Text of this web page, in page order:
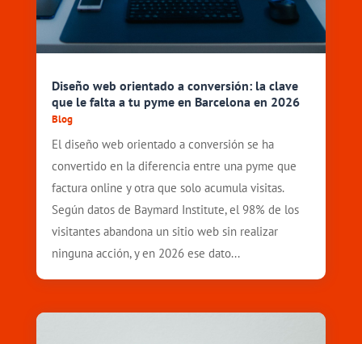
Diseño web orientado a conversión: la clave
que le falta a tu pyme en Barcelona en 2026
Blog
El diseño web orientado a conversión se ha
convertido en la diferencia entre una pyme que
factura online y otra que solo acumula visitas.
Según datos de Baymard Institute, el 98% de los
visitantes abandona un sitio web sin realizar
ninguna acción, y en 2026 ese dato...